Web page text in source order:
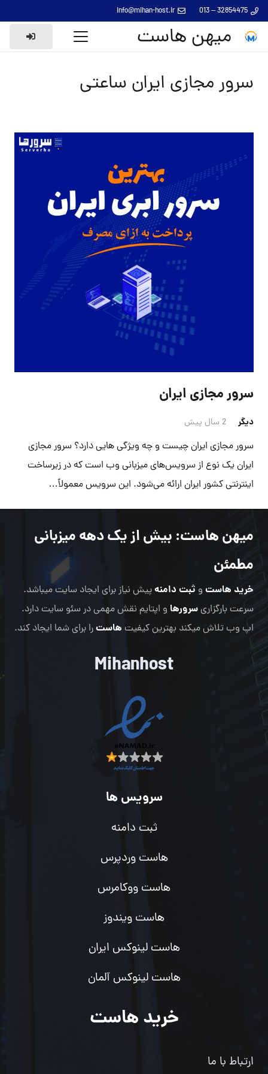
32854475 – 013
info@mihan-host.ir
میهن هاست
سرور مجازی ایران ساعتی
سرور مجازی ایران
دیگر 2 سال پیش
سرور مجازی ایران چیست و چه ویژگی هایی دارد؟ سرور مجازی
ایران یک نوع از سرویس‌های میزبانی وب است که در زیرساخت
اینترنتی کشور ایران ارائه می‌شود. این سرویس معمولاً…
میهن هاست: بیش از یک دهه میزبانی
مطمئن
خرید هاست و ثبت دامنهپیش نیاز برای ایجاد سایت میباشد.
سرعت بارگزاریسرورها و اپتایم نقش مهمی در سئو سایت دارد.
اپ وب تلاش میکند بهترین کیفیت هاسترا برای شما ایجاد کند.
Mihanhost
سرویس ها
ثبت دامنه
هاست وردپرس
هاست ووکامرس
هاست ویندوز
هاست لینوکس ایران
هاست لینوکس آلمان
خرید هاست
ارتباط با ما